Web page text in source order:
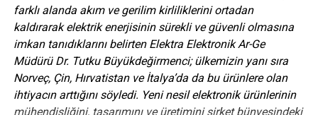
yenilikçi yaklaşımları benimsemeyi ve son teknolojileri
hayata geçirmeyi önemsiyoruz. Kullandığımız bu yenilikçi
sistem düşük duman yoğunluğu, gecikmeli ısı iletimi,
azaltılmış alev yayılımı ve düşük korozif gaz salınımı ile
yangın önleyici tedbirlere önemli ölçüde katkıda
bulunuyor. Yangına karşı güvenli olan bu kablonun veri
iletim oranı herhangi bir şekilde etkilenmeden EN 50173
farklı alanda akım ve gerilim kirliliklerini ortadan
kaldırarak elektrik enerjisinin sürekli ve güvenli olmasına
imkan tanıdıklarını belirten Elektra Elektronik Ar-Ge
Müdürü Dr. Tutku Büyükdeğirmenci; ülkemizin yanı sıra
Norveç, Çin, Hırvatistan ve İtalya’da da bu ürünlere olan
ihtiyacın arttığını söyledi. Yeni nesil elektronik ürünlerinin
mühendisliğini, tasarımını ve üretimini şirket bünyesindeki